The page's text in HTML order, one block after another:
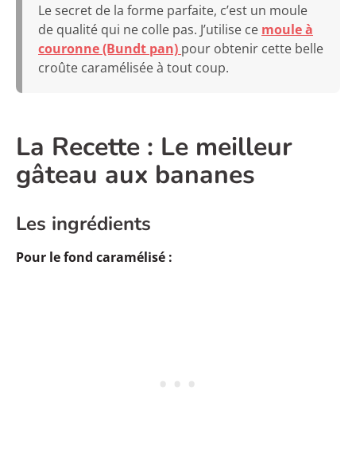
Le secret de la forme parfaite, c’est un moule
de qualité qui ne colle pas. J’utilise ce moule à
couronne (Bundt pan) pour obtenir cette belle
croûte caramélisée à tout coup.
La Recette : Le meilleur
gâteau aux bananes
Les ingrédients
Pour le fond caramélisé :